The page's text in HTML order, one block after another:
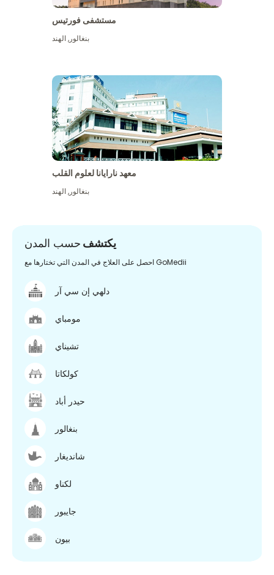
مستشفى فورتيس
بنغالور,الهند
معهد نارايانا لعلوم القلب
بنغالور,الهند
يكتشف حسب المدن
احصل على العلاج في المدن التي تختارها مع GoMedii
دلهي إن سي آر
مومباي
تشيناي
كولكاتا
حيدر أباد
بنغالور
شانديغار
لكناو
جايبور
بيون